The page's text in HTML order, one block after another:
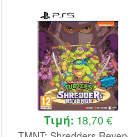
Τιμή: 18,70 €